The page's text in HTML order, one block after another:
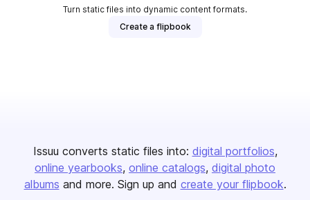
Turn static files into dynamic content formats.
Create a flipbook
Issuu converts static files into: digital portfolios
online yearbooks online catalogs digital photo
albums and more. Sign up and create your flipbook.